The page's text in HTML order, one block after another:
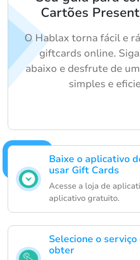
Baixe o aplicativo
usar Gift Cards
Acesse a loja de
aplicativo gratuito.
Selecione o
obter
Cartões
O Hablax torna fácil e
giftcards online.
abaixo e desfrute de
simples e